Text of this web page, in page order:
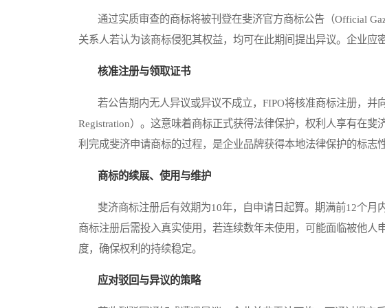
通过实质审查的商标将被刊登在斐济官方商标公告（Official
关系人若认为该商标侵犯其权益，均可在此期间提出异议。企业应
核准注册与领取证书
若公告期内无人异议或异议不成立，FIPO将核准商标注册，并
Registration）。这意味着商标正式获得法律保护，权利人享有在
利完成斐济申请商标的过程，是企业品牌获得本地法律保护的标志性
商标的续展、使用与维护
斐济商标注册后有效期为10年，自申请日起算。期满前12个月
商标注册后需投入真实使用，若连续数年未使用，可能面临被他人
度，确保权利的持续稳定。
应对驳回与异议的策略